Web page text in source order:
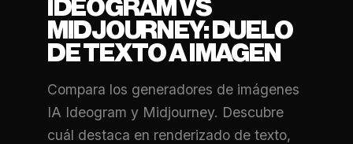
IDEOGRAM VS
MIDJOURNEY: DUELO
DE TEXTO A IMAGEN
Compara los generadores de imágenes
IA Ideogram y Midjourney. Descubre
cuál destaca en renderizado de texto,